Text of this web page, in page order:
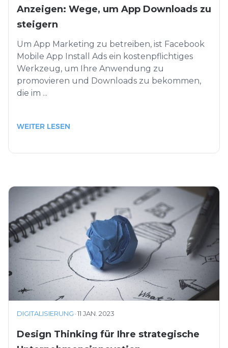
Anzeigen: Wege, um App Downloads zu
steigern
Um App Marketing zu betreiben, ist Facebook
Mobile App Install Ads ein kostenpflichtiges
Werkzeug, um Ihre Anwendung zu
promovieren und Downloads zu bekommen,
die im ...
WEITER LESEN
DIGITALISIERUNG ·11 JAN. 2023
Design Thinking für Ihre strategische